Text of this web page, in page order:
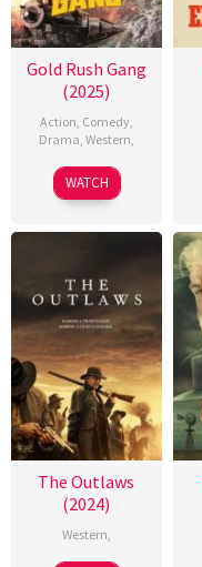
Gold Rush Gang
(2025)
Action, Comedy,
Drama, Western,
WATCH
The Outlaws
(2024)
Western,